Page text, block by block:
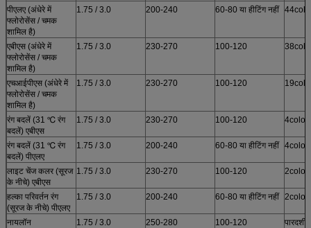
पीएलए (अंधेरे में
फ्लोरोसेंस / चमक
शामिल है)
1.75 / 3.0 200-240 60-80 या हीटिंग नहीं
एबीएस (अंधेरे में
फ्लोरोसेंस / चमक
शामिल है)
1.75 / 3.0 230-270 100-120
एचआईपीएस (अंधेरे में
फ्लोरोसेंस / चमक
शामिल है)
1.75 / 3.0 230-270 100-120
रंग बदलें (31 ℃ रंग
बदलें) एबीएस
1.75 / 3.0 230-270 100-120
रंग बदलें (31 ℃ रंग
बदलें) पीएलए
1.75 / 3.0 200-240 60-80 या हीटिंग नहीं
लाइट चेंज कलर (सूरज
के नीचे) एबीएस
1.75 / 3.0 230-270 100-120
हल्का परिवर्तन रंग
(सूरज के नीचे) पीएलए
1.75 / 3.0 200-240 60-80 या हीटिंग नहीं
नायलॉन 1.75 / 3.0 250-280 100-120